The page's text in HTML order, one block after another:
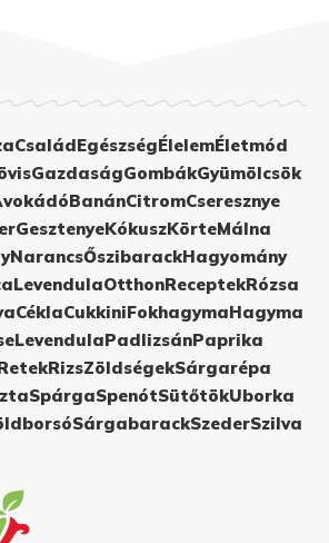
CsaládEgészségÉlelemÉletmód
GazdaságGombákGyümölcsök
BanánCitromCseresznye
GesztenyeKókuszKörteMálna
NarancsŐszibarackHagyomány
LevendulaOtthonReceptekRózsa
CéklaCukkiniFokhagymaHagyma
LevendulaPadlizsánPaprika
RizsZöldségekSárgarépa
SpárgaSpenótSütőtökUborka
SárgabarackSzederSzilva